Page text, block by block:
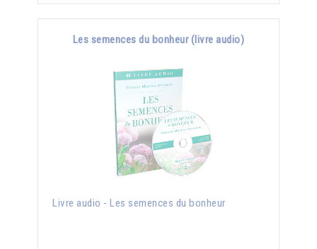
Les semences du bonheur (livre audio)
Livre audio - Les semences du bonheur